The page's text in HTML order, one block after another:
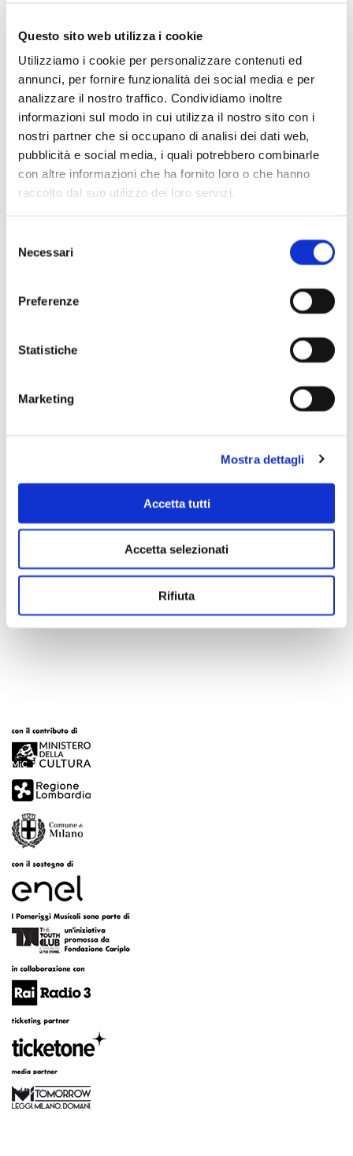
Questo sito web utilizza i cookie
Utilizziamo i cookie per personalizzare contenuti ed
annunci, per fornire funzionalità dei social media e per
analizzare il nostro traffico. Condividiamo inoltre
informazioni sul modo in cui utilizza il nostro sito con i
nostri partner che si occupano di analisi dei dati web,
pubblicità e social media, i quali potrebbero combinarle
con altre informazioni che ha fornito loro o che hanno
raccolto dal suo utilizzo dei loro servizi.
delNecessari
Preferenze
Statistiche
Marketing
Mostra dettagli
Accetta tutti
Accetta selezionati
Rifiuta
Scopri di più